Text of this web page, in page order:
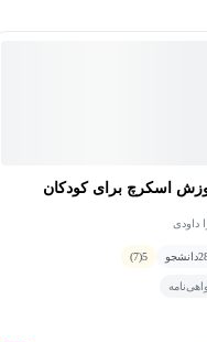
اسکرچ برای کودکان
داودی
دانشجو 5
(7)